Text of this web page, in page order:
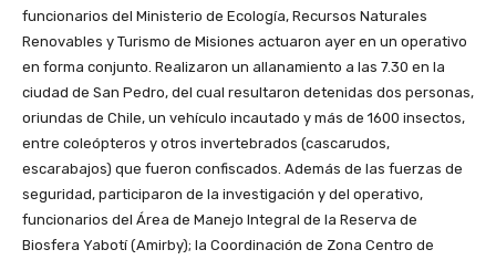
funcionarios del Ministerio de Ecología, Recursos Naturales
Renovables y Turismo de Misiones actuaron ayer en un operativo
en forma conjunto. Realizaron un allanamiento a las 7.30 en la
ciudad de San Pedro, del cual resultaron detenidas dos personas,
oriundas de Chile, un vehículo incautado y más de 1600 insectos,
entre coleópteros y otros invertebrados (cascarudos,
escarabajos) que fueron confiscados. Además de las fuerzas de
seguridad, participaron de la investigación y del operativo,
funcionarios del Área de Manejo Integral de la Reserva de
Biosfera Yabotí (Amirby); la Coordinación de Zona Centro de